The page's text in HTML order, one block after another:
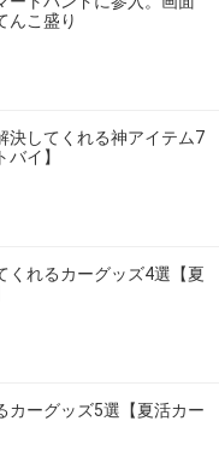
んこ盛り
決してくれる神アイテム7
イ】
くれるカーグッズ4選【夏
カーグッズ5選【夏活カー